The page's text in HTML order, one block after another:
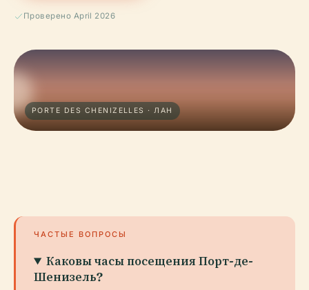
Проверено April 2026
PORTE DES CHENIZELLES · ЛАН
ЧАСТЫЕ ВОПРОСЫ
Каковы часы посещения Порт-де-
Шенизель?